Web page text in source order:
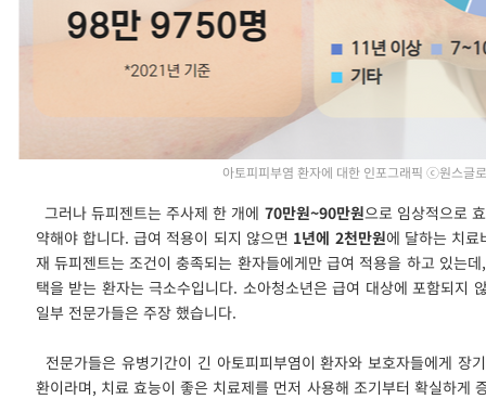
아토피피부염 환자에 대한 인포그래픽 ⓒ원스글
그러나 듀피젠트는 주사제 한 개에 70만원~90만원으로 임상적으로
약해야 합니다. 급여 적용이 되지 않으면 1년에 2천만원에 달하는 치
재 듀피젠트는 조건이 충족되는 환자들에게만 급여 적용을 하고 있는
택을 받는 환자는 극소수입니다. 소아청소년은 급여 대상에 포함되지
일부 전문가들은 주장 했습니다.
전문가들은 유병기간이 긴 아토피피부염이 환자와 보호자들에게 장
환이라며, 치료 효능이 좋은 치료제를 먼저 사용해 조기부터 확실하게